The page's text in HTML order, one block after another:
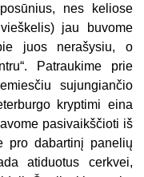
nes keliose
jau buvome
juos nerašysiu, o
Patraukime prie
sujungiančio
kryptimi eina
pasivaikščioti iš
pro dabartinį panelių
atiduotus cerkvei,